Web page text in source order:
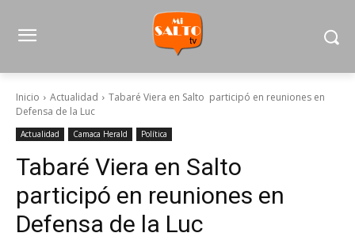
Inicio Actualidad
Tabaré Viera en Salto participó en reuniones en
Defensa de la Luc
Actualidad Camaca Herald Política
Tabaré Viera en Salto
participó en reuniones en
Defensa de la Luc